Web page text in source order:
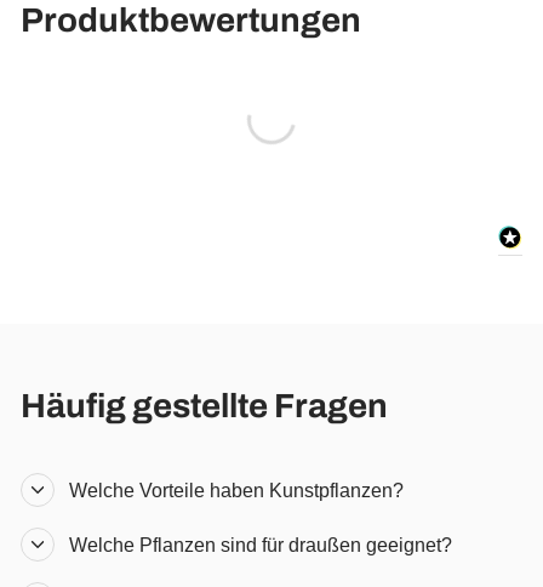
Produktbewertungen
Häufig gestellte Fragen
Welche Vorteile haben Kunstpflanzen?
Welche Pflanzen sind für draußen geeignet?